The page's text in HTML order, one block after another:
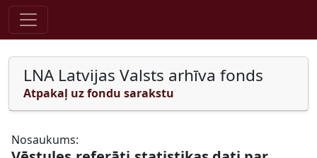
Pāriet uz saturu
LNA Latvijas Valsts arhīva fonds
Atpakaļ uz fondu sarakstu
Nosaukums: